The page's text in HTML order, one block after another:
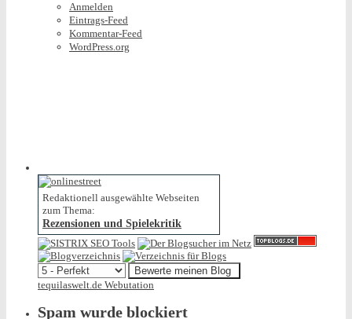
Anmelden
Eintrags-Feed
Kommentar-Feed
WordPress.org
Redaktionell ausgewählte Webseiten
zum Thema:
Rezensionen und Spielekritik
tequilaswelt.de Webutation
Spam wurde blockiert